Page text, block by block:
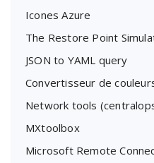
Icones Azure
The Restore Point
JSON to YAML query
Convertisseur de
Network tools
MXtoolbox
Microsoft Remote